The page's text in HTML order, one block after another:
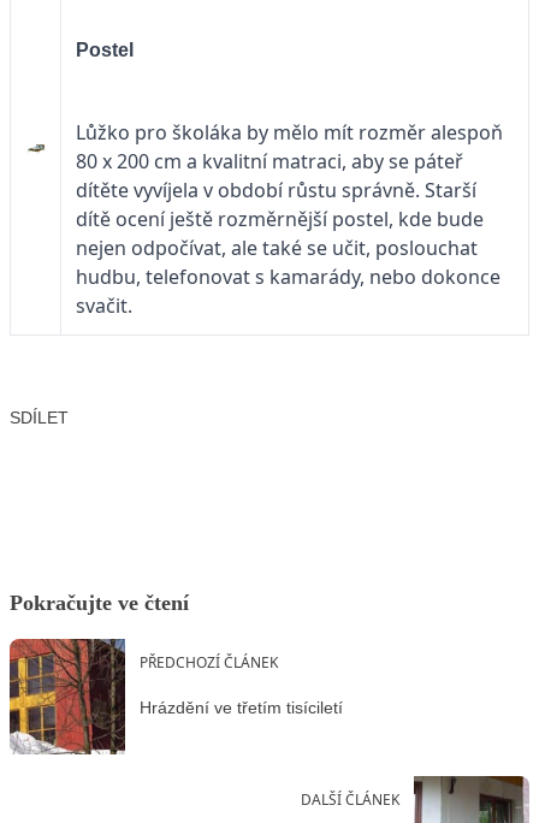
Postel
Lůžko pro školáka by mělo mít rozměr alespoň
80 x 200 cm a kvalitní matraci, aby se páteř
dítěte vyvíjela v období růstu správně. Starší
dítě ocení ještě rozměrnější postel, kde bude
nejen odpočívat, ale také se učit, poslouchat
hudbu, telefonovat s kamarády, nebo dokonce
svačit.
SDÍLET
Pokračujte ve čtení
PŘEDCHOZÍ ČLÁNEK
Hrázdění ve třetím tisíciletí
DALŠÍ ČLÁNEK